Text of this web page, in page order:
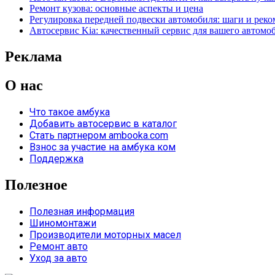
Ремонт кузова: основные аспекты и цена
Регулировка передней подвески автомобиля: шаги и
Автосервис Kia: качественный сервис для вашего
Реклама
О нас
Что такое амбука
Добавить автосервис в каталог
Стать партнером ambooka.com
Взнос за участие на амбука ком
Поддержка
Полезное
Полезная информация
Шиномонтажи
Производители моторных масел
Ремонт авто
Уход за авто